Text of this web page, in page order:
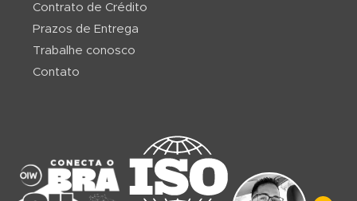
Contrato de Crédito
Prazos de Entrega
Trabalhe conosco
Contato